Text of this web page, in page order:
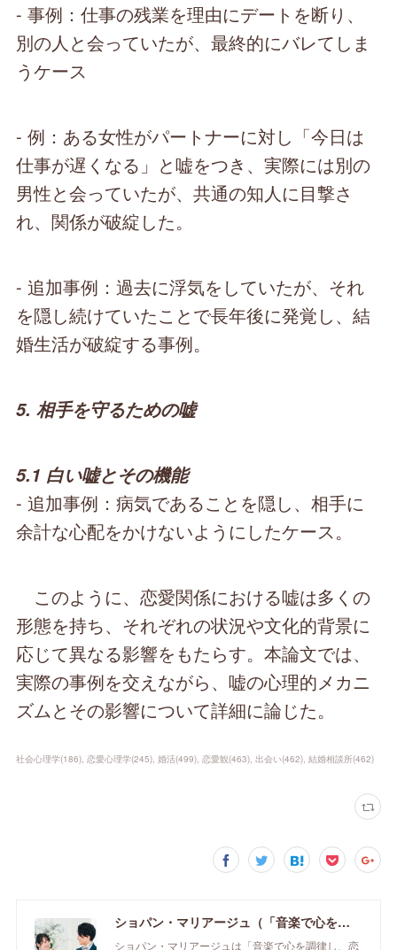
- 事例：仕事の残業を理由にデートを断り、
別の人と会っていたが、最終的にバレてしま
うケース
- 例：ある女性がパートナーに対し「今日は
仕事が遅くなる」と嘘をつき、実際には別の
男性と会っていたが、共通の知人に目撃さ
れ、関係が破綻した。
- 追加事例：過去に浮気をしていたが、それ
を隠し続けていたことで長年後に発覚し、結
婚生活が破綻する事例。
5. 相手を守るための嘘
5.1 白い嘘とその機能
- 追加事例：病気であることを隠し、相手に
余計な心配をかけないようにしたケース。
このように、恋愛関係における嘘は多くの
形態を持ち、それぞれの状況や文化的背景に
応じて異なる影響をもたらす。本論文では、
実際の事例を交えながら、嘘の心理的メカニ
ズムとその影響について詳細に論じた。
社会心理学(186) 恋愛心理学(245) 婚活(499) 恋愛観(463) 出会い(462) 結婚相談所(462)
ショパン・マリアージュ（「音楽で心を調律し恋愛心理学でご縁を育てる」釧路市の結婚相談所）/ 全国結婚相談事業者連盟正規加盟店 / cherry-piano.com
ショパン・マリアージュは「音楽で心を調律し、恋